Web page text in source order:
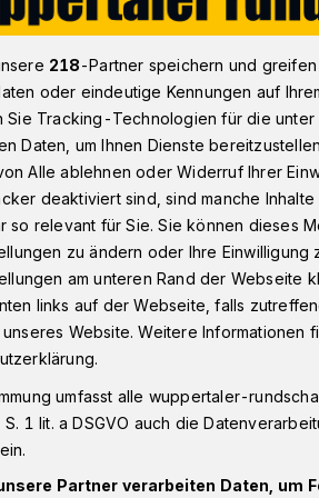
Themenjahr
„Tuhuus“
der
Demenzfreundlichkeit“,
Langerfeld – Gut und lange
gestartet. Am 17.
die
Demenz?“ statt.
218-Partner speichern und
oder eindeutige Kennungen auf
Sie Tracking-Technologien für die unter
Daten, um Ihnen Dienste
Alle ablehnen oder Widerruf Ihrer
deaktiviert sind, sind manche
so relevant für Sie. Sie können dieses
zu ändern oder Ihre
am unteren Rand der Webseite
links auf der Webseite, falls
Website. Weitere Informationen
umfasst alle wuppertaler-
1 lit. a DSGVO auch die
Partner verarbeiten Daten, um